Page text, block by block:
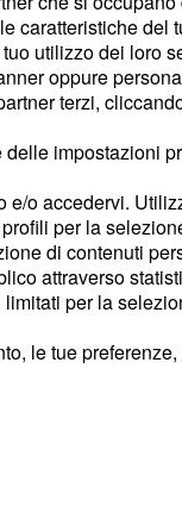
caratteristiche del
utilizzo dei loro
oppure
terzi,
impostazioni
e/o accedervi.
per la
di contenuti
attraverso
per la
le tue